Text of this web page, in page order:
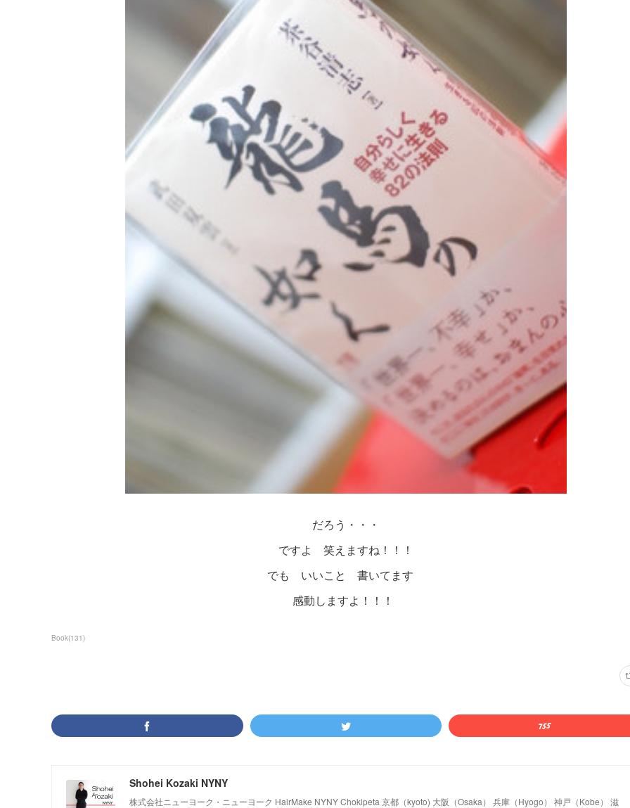
だろう・・・
ですよ 笑えますね！！！
でも いいこと 書いてます
感動しますよ！！！
Book(131)
Shohei Kozaki NYNY
株式会社ニューヨーク・ニューヨーク HairMake NYNY Chokipeta 京都（kyoto) 大阪（Osaka） 兵庫（Hyogo） 神戸（Kobe） 滋